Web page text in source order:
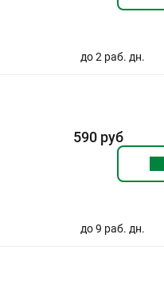
до 2 раб. дн.
590 руб
до 9 раб. дн.